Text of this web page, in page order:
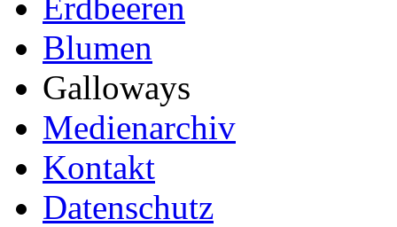
Blumen
Galloways
Medienarchiv
Kontakt
Datenschutz